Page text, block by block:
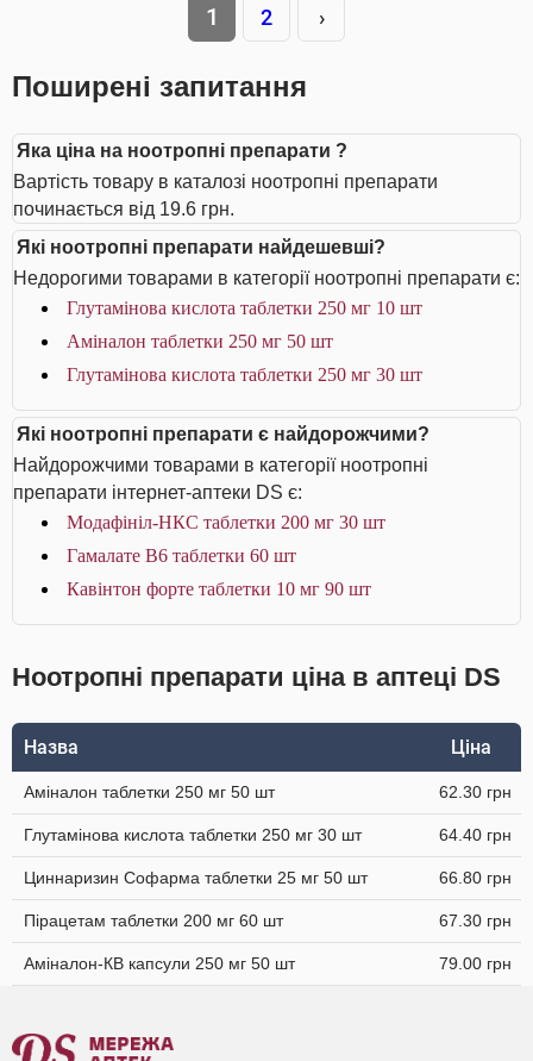
1 2 ›
Поширені запитання
Яка ціна на ноотропні препарати ?
Вартість товару в каталозі ноотропні препарати
починається від 19.6 грн.
Які ноотропні препарати найдешевші?
Недорогими товарами в категорії ноотропні препарати є:
Глутамінова кислота таблетки 250 мг 10 шт
Аміналон таблетки 250 мг 50 шт
Глутамінова кислота таблетки 250 мг 30 шт
Які ноотропні препарати є найдорожчими?
Найдорожчими товарами в категорії ноотропні
препарати інтернет-аптеки DS є:
Модафініл-НКС таблетки 200 мг 30 шт
Гамалате B6 таблетки 60 шт
Кавінтон форте таблетки 10 мг 90 шт
Ноотропні препарати ціна в аптеці DS
Назва Ціна
Аміналон таблетки 250 мг 50 шт 62.30 грн
Глутамінова кислота таблетки 250 мг 30 шт 64.40 грн
Циннаризин Софарма таблетки 25 мг 50 шт 66.80 грн
Пірацетам таблетки 200 мг 60 шт 67.30 грн
Аміналон-КВ капсули 250 мг 50 шт 79.00 грн